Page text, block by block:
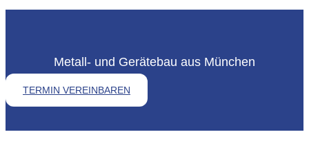
Metall- und Gerätebau aus München
TERMIN VEREINBAREN